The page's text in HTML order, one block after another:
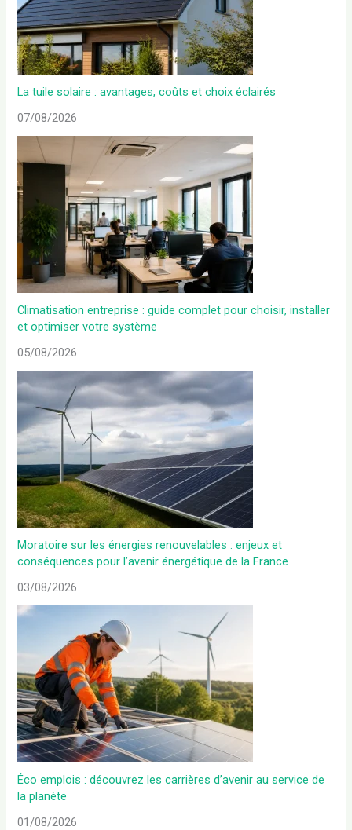
La tuile solaire : avantages, coûts et choix éclairés
07/08/2026
Climatisation entreprise : guide complet pour choisir, installer
et optimiser votre système
05/08/2026
Moratoire sur les énergies renouvelables : enjeux et
conséquences pour l’avenir énergétique de la France
03/08/2026
Éco emplois : découvrez les carrières d’avenir au service de
la planète
01/08/2026